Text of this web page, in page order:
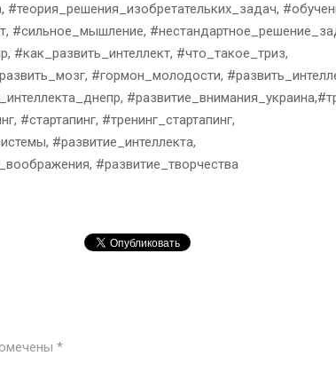
#сильное_мышление,
#как_развить_интеллект, #что_такое_триз,
#гормон_молодости,
#стартапинг, #тренинг_стартапинг,
#развитие_интеллекта,
#развитие_творчества
*